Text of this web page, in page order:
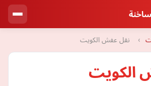
› نقل عفش الكويت
الكويت